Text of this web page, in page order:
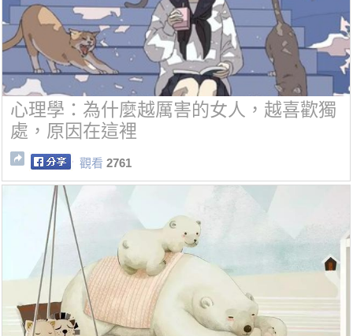
心理學：為什麼越厲害的女人，越喜歡獨
處，原因在這裡
觀看 2761